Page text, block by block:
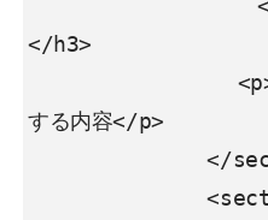
</h3>
する内容</p>
              </section>
              <section>